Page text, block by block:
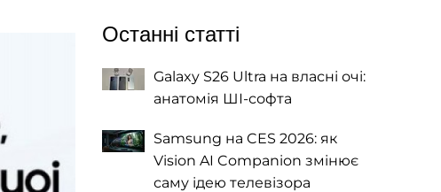
Останні статті
Galaxy S26 Ultra на власні очі:
анатомія ШІ-софта
Samsung на CES 2026: як
Vision AI Companion змінює
саму ідею телевізора